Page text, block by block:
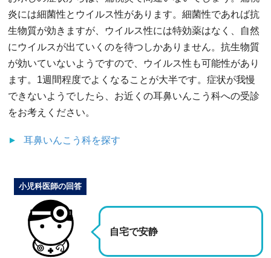
炎には細菌性とウイルス性があります。細菌性であれば抗
生物質が効きますが、ウイルス性には特効薬はなく、自然
にウイルスが出ていくのを待つしかありません。抗生物質
が効いていないようですので、ウイルス性も可能性があり
ます。1週間程度でよくなることが大半です。症状が我慢
できないようでしたら、お近くの耳鼻いんこう科への受診
をお考えください。
耳鼻いんこう科を探す
自宅で安静
小児科医師の回答